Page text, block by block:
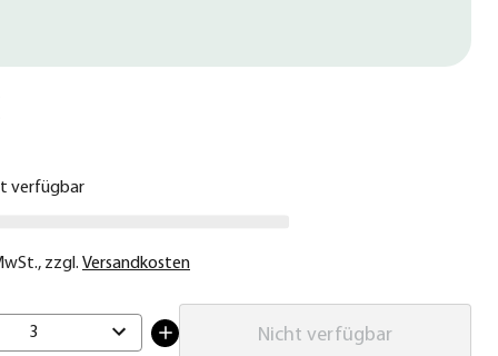
verfügbar
, zzgl. Versandkosten
3 Nicht verfügbar